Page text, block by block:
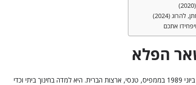
(2024)
אתכם
הפלא
לוסי הייל – או בשמה המלא קארן לוסיל "לוסי" הייל – נולדה ב-14 ביוני 1989 בממפיס, טנסי, ארצות הברית. היא למדה בחינוך ביתי וכדי